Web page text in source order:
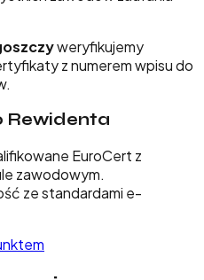
weryfikujemy
z numerem wpisu do
Rewidenta
EuroCert z
zawodowym.
ze standardami e-